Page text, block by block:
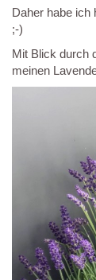
Daher habe ich
;-)
Mit Blick durch
meinen